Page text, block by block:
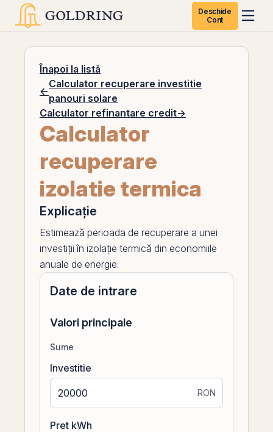
Deschide
Cont
Înapoi la listă
←
Calculator recuperare investitie
panouri solare
Calculator refinantare credit→
Calculator
recuperare
izolatie termica
Explicație
Estimează perioada de recuperare a unei
investiții în izolație termică din economiile
anuale de energie.
Date de intrare
Valori principale
Sume
Investitie
RON
Pret kWh